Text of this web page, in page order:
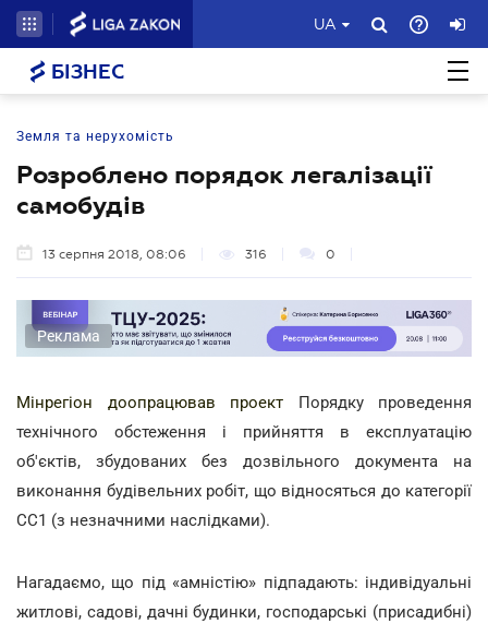
UA
БІЗНЕС
Земля та нерухомість
Розроблено порядок легалізації
самобудів
13 серпня 2018, 08:06 316 0
Реклама
Мінрегіон доопрацював проект Порядку проведення
технічного обстеження і прийняття в експлуатацію
об'єктів, збудованих без дозвільного документа на
виконання будівельних робіт, що відносяться до категорії
СС1 (з незначними наслідками).
Нагадаємо, що під «амністію» підпадають: індивідуальні
житлові, садові, дачні будинки, господарські (присадибні)